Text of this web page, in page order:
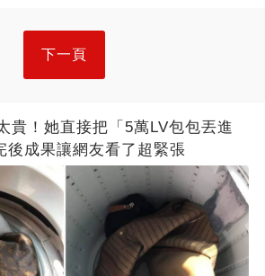
下一頁
貴！她直接把「5萬LV包包丟進
後成果讓網友看了超緊張